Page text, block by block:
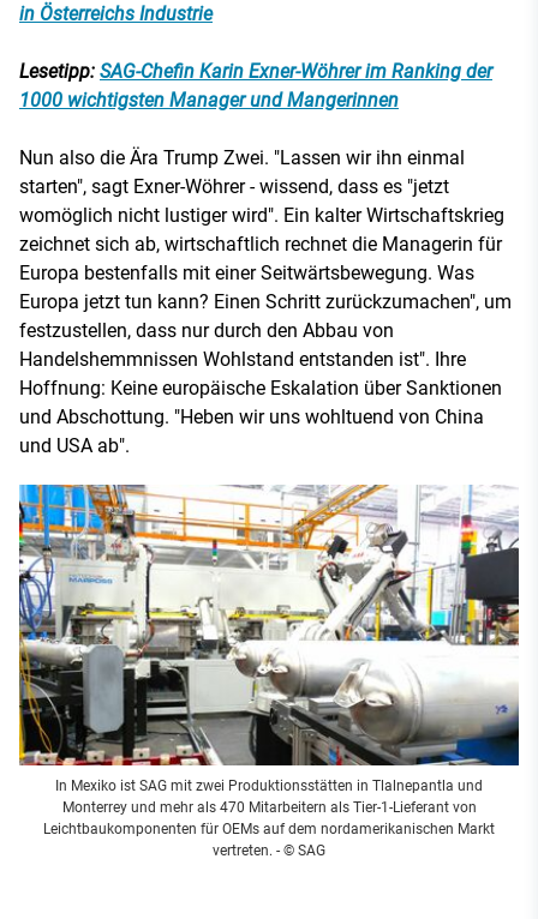
in Österreichs Industrie
Lesetipp: SAG-Chefin Karin Exner-Wöhrer im Ranking der
1000 wichtigsten Manager und Mangerinnen
Nun also die Ära Trump Zwei. "Lassen wir ihn einmal
starten", sagt Exner-Wöhrer - wissend, dass es "jetzt
womöglich nicht lustiger wird". Ein kalter Wirtschaftskrieg
zeichnet sich ab, wirtschaftlich rechnet die Managerin für
Europa bestenfalls mit einer Seitwärtsbewegung. Was
Europa jetzt tun kann? Einen Schritt zurückzumachen", um
festzustellen, dass nur durch den Abbau von
Handelshemmnissen Wohlstand entstanden ist". Ihre
Hoffnung: Keine europäische Eskalation über Sanktionen
und Abschottung. "Heben wir uns wohltuend von China
und USA ab".
In Mexiko ist SAG mit zwei Produktionsstätten in Tlalnepantla und
Monterrey und mehr als 470 Mitarbeitern als Tier-1-Lieferant von
Leichtbaukomponenten für OEMs auf dem nordamerikanischen Markt
vertreten. - © SAG